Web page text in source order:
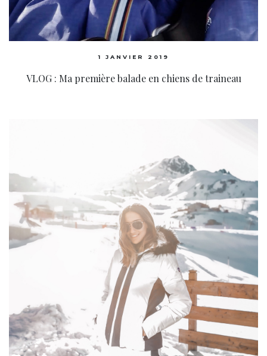
1 JANVIER 2019
VLOG : Ma première balade en chiens de traineau